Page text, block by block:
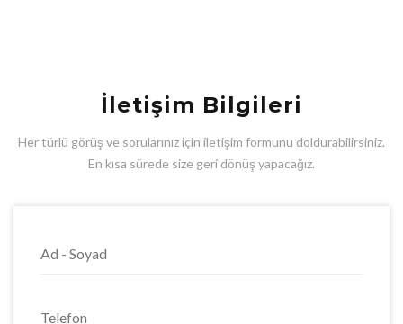
İletişim Bilgileri
Her türlü görüş ve sorularınız için iletişim formunu doldurabilirsiniz.
En kısa sürede size geri dönüş yapacağız.